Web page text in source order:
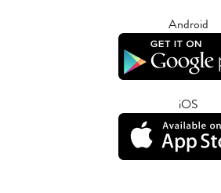
Android
iOS